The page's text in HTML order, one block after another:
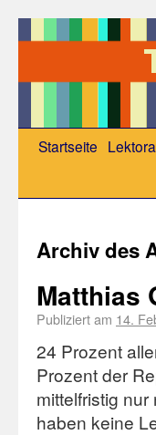
Startseite
Archiv des
Matthias
Publiziert am 14.
24 Prozent
Prozent der
mittelfristig
haben keine